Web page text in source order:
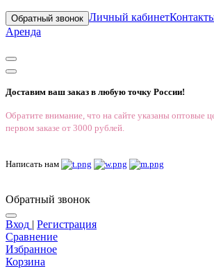
Обратный звонок Личный кабинет
Аренда
Доставим ваш заказ в любую точку России!
Обратите внимание, что на сайте указаны оптовые
первом заказе от 3000 рублей.
Написать нам
Обратный звонок
Вход | Регистрация
Сравнение
Избранное
Корзина